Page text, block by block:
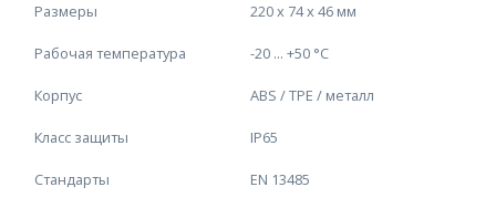
Размеры
220 x 74 x 46 мм
Рабочая температура -20 ... +50 °C
Корпус ABS / TPE / металл
Класс защиты IP65
Стандарты EN 13485